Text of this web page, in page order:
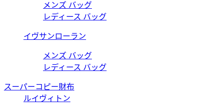
メンズ バッグ
レディース バッグ
イヴサンローラン
メンズ バッグ
レディース バッグ
スーパーコピー財布
ルイヴィトン